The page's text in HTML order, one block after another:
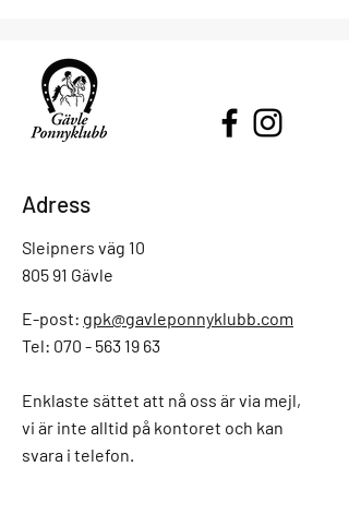
Adress
Sleipners väg 10
805 91 Gävle
E-post: gpk@gavleponnyklubb.com
Tel: 070 - 563 19 63
Enklaste sättet att nå oss är via mejl,
vi är inte alltid på kontoret och kan
svara i telefon.